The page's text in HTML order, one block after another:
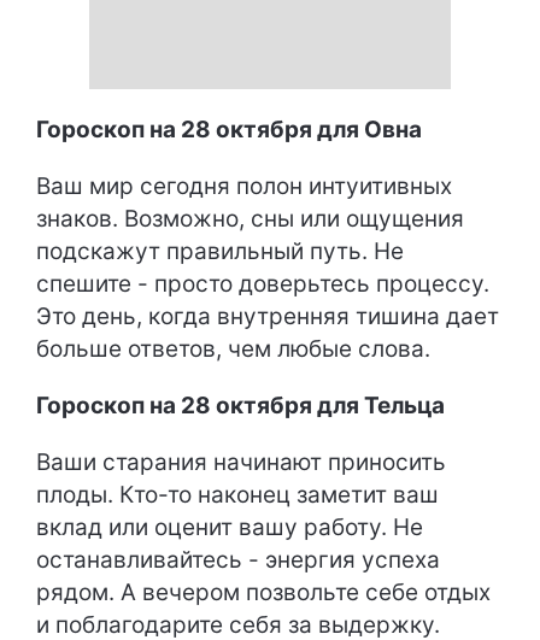
Гороскоп на 28 октября для Овна
Ваш мир сегодня полон интуитивных
знаков. Возможно, сны или ощущения
подскажут правильный путь. Не
спешите - просто доверьтесь процессу.
Это день, когда внутренняя тишина дает
больше ответов, чем любые слова.
Гороскоп на 28 октября для Тельца
Ваши старания начинают приносить
плоды. Кто-то наконец заметит ваш
вклад или оценит вашу работу. Не
останавливайтесь - энергия успеха
рядом. А вечером позвольте себе отдых
и поблагодарите себя за выдержку.